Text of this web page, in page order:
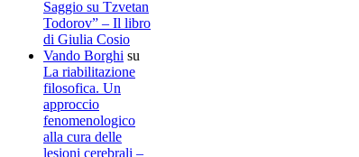
Saggio su Tzvetan
Todorov” – Il libro
di Giulia Cosio
Vando Borghi su
La riabilitazione
filosofica. Un
approccio
fenomenologico
alla cura delle
lesioni cerebrali –